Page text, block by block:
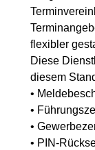
flexibler
Diese
diesem
•
•
•
• PIN-